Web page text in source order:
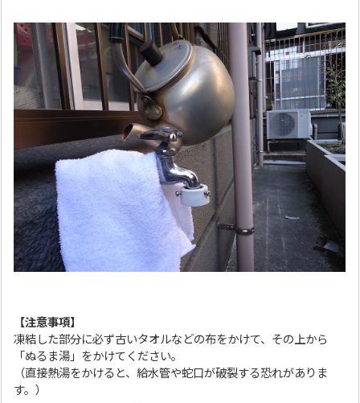
【注意事項】
凍結した部分に必ず古いタオルなどの布をかけて、その上から
「ぬるま湯」をかけてください。
（直接熱湯をかけると、給水管や蛇口が破裂する恐れがありま
す。）